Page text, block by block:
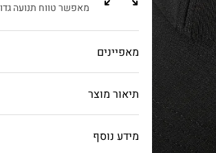
מאפשר טווח תנועה
מאפיינים
תיאור מוצר
מידע נוסף